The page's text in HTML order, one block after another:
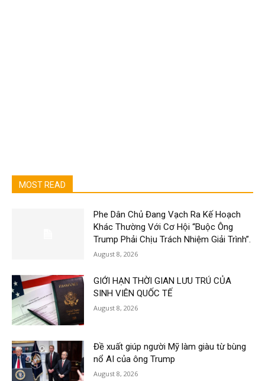
MOST READ
Phe Dân Chủ Đang Vạch Ra Kế Hoạch
Khác Thường Với Cơ Hội “Buộc Ông
Trump Phải Chịu Trách Nhiệm Giải Trình”.
August 8, 2026
GIỚI HẠN THỜI GIAN LƯU TRÚ CỦA
SINH VIÊN QUỐC TẾ
August 8, 2026
Đề xuất giúp người Mỹ làm giàu từ bùng
nổ AI của ông Trump
August 8, 2026